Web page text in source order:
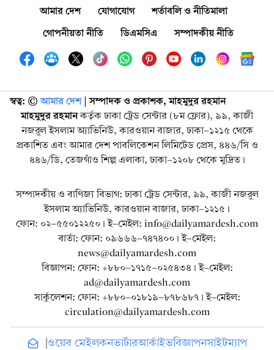
আমার দেশ যোগাযোগ
শর্তাবলি ও নীতিমালা
গোপনীয়তা নীতি
ডিএমসিএ সম্পাদকীয় নীতি
স্বত্ব: ©️ আমার দেশ| সম্পাদক ও প্রকাশক, মাহমুদুর রহমান
মাহমুদুর রহমানকর্তৃক ঢাকা ট্রেড সেন্টার (৮ম ফ্লোর), ৯৯, কাজী
নজরুল ইসলাম অ্যাভিনিউ, কারওয়ান বাজার, ঢাকা-১২১৫ থেকে
প্রকাশিত এবং আমার দেশ পাবলিকেশন লিমিটেড প্রেস, ৪৪৬/সি ও
৪৪৬/ডি, তেজগাঁও শিল্প এলাকা, ঢাকা-১২০৮ থেকে মুদ্রিত।
সম্পাদকীয় ও বাণিজ্য বিভাগ: ঢাকা ট্রেড সেন্টার, ৯৯, কাজী নজরুল
ইসলাম অ্যাভিনিউ, কারওয়ান বাজার, ঢাকা-১২১৫।
ফোন: ০২-৫৫০১২২৫০। ই-মেইল: info@dailyamardesh.com
বার্তা: ফোন: ০৯৬৬৬-৭৪৭৪০০। ই-মেইল:
news@dailyamardesh.com
বিজ্ঞাপন: ফোন: +৮৮০-১৭১৫-০২৫৪৩৪ । ই-মেইল:
ad@dailyamardesh.com
সার্কুলেশন: ফোন: +৮৮০-০১৮১৯-৮৭৮৬৮৭ । ই-মেইল:
circulation@dailyamardesh.com
ওয়েব মেইলকনভার্টারআর্কাইভবিজ্ঞাপনসাইটম্যাপ